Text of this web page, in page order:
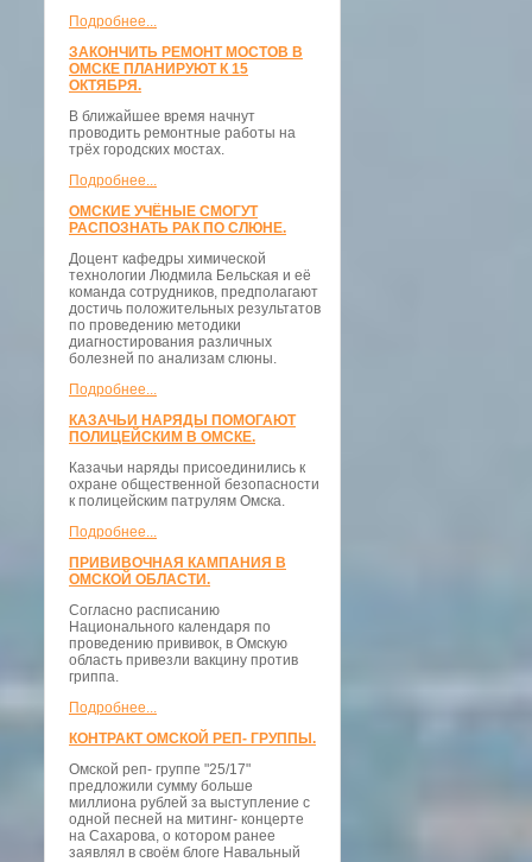
Подробнее...
ЗАКОНЧИТЬ РЕМОНТ МОСТОВ В
ОМСКЕ ПЛАНИРУЮТ К 15
ОКТЯБРЯ.
В ближайшее время начнут
проводить ремонтные работы на
трёх городских мостах.
Подробнее...
ОМСКИЕ УЧЁНЫЕ СМОГУТ
РАСПОЗНАТЬ РАК ПО СЛЮНЕ.
Доцент кафедры химической
технологии Людмила Бельская и её
команда сотрудников, предполагают
достичь положительных результатов
по проведению методики
диагностирования различных
болезней по анализам слюны.
Подробнее...
КАЗАЧЬИ НАРЯДЫ ПОМОГАЮТ
ПОЛИЦЕЙСКИМ В ОМСКЕ.
Казачьи наряды присоединились к
охране общественной безопасности
к полицейским патрулям Омска.
Подробнее...
ПРИВИВОЧНАЯ КАМПАНИЯ В
ОМСКОЙ ОБЛАСТИ.
Согласно расписанию
Национального календаря по
проведению прививок, в Омскую
область привезли вакцину против
гриппа.
Подробнее...
КОНТРАКТ ОМСКОЙ РЕП- ГРУППЫ.
Омской реп- группе "25/17"
предложили сумму больше
миллиона рублей за выступление с
одной песней на митинг- концерте
на Сахарова, о котором ранее
заявлял в своём блоге Навальный